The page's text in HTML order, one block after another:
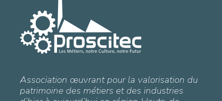
Association œuvrant pour la valorisation du
patrimoine des métiers et des industries